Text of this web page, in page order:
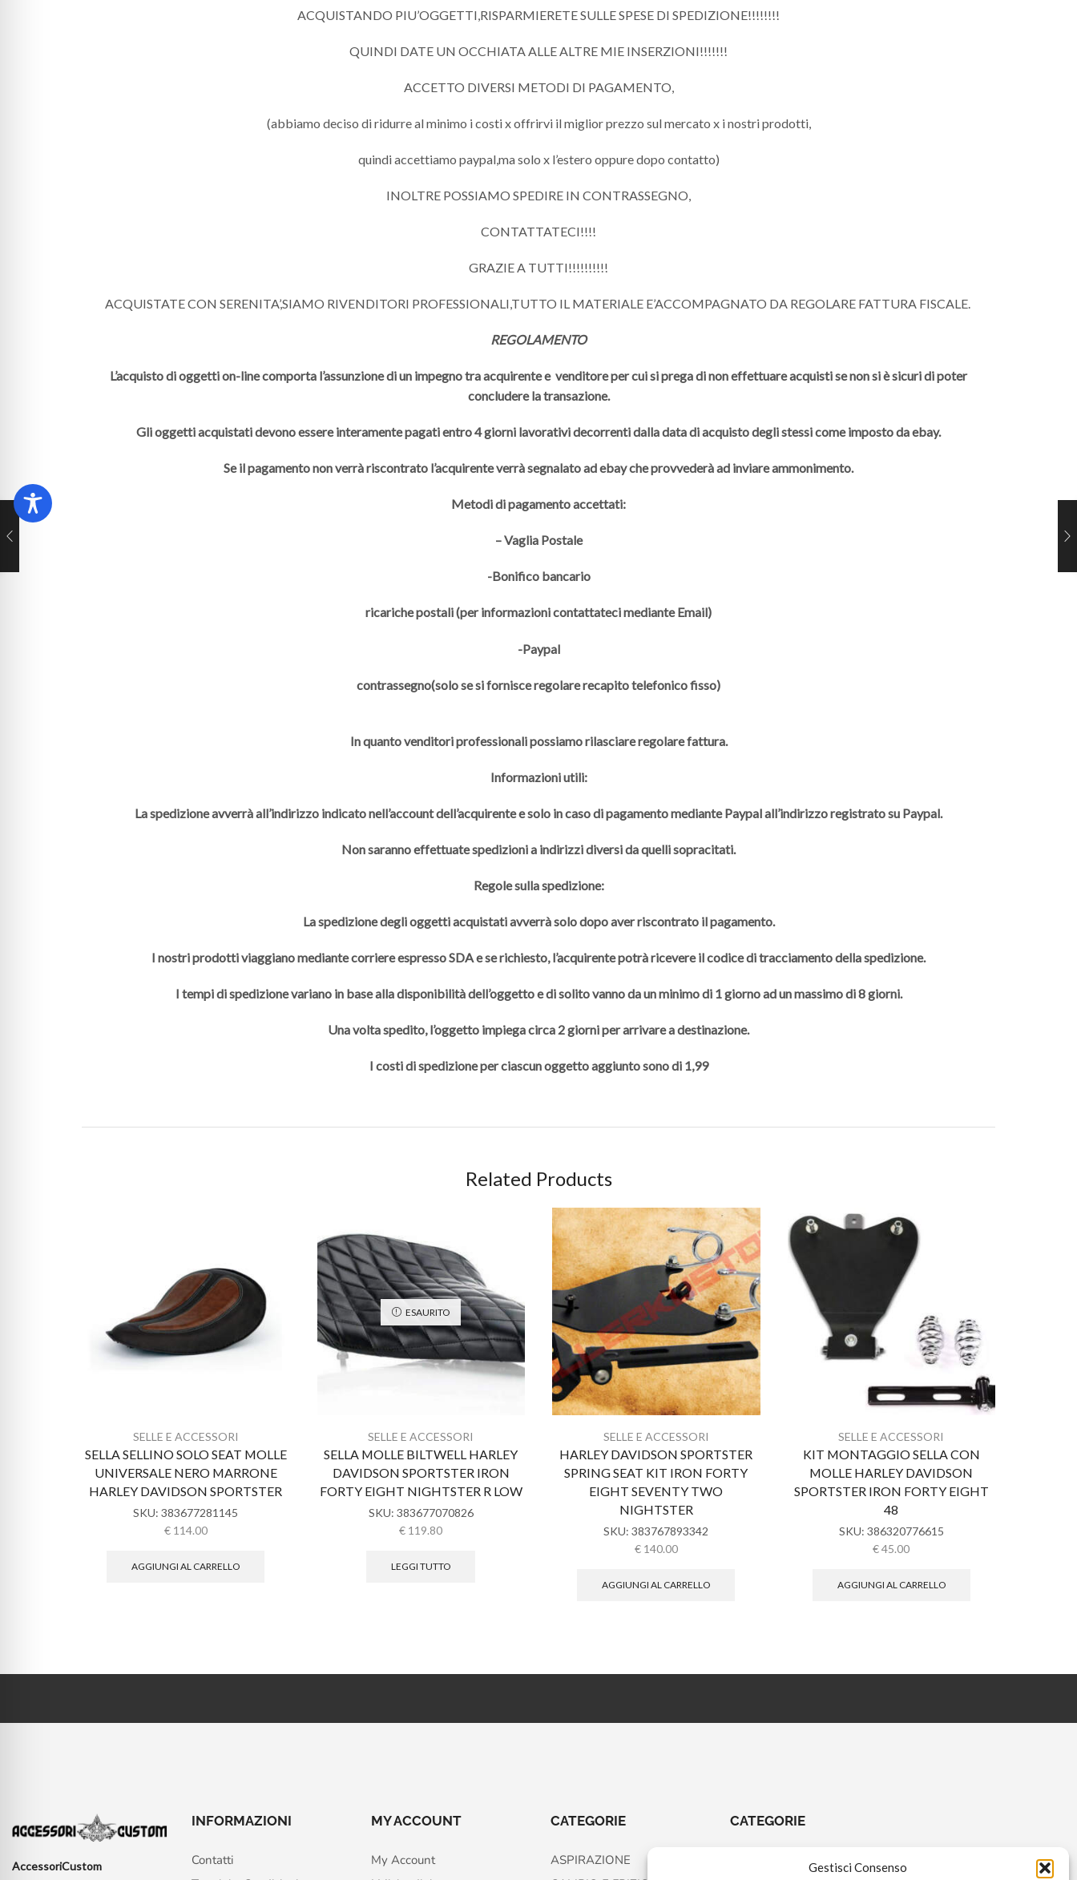
Gestisci Consenso
ACQUISTANDO PIU’OGGETTI,RISPARMIERETE SULLE SPESE DI SPEDIZIONE!!!!!!!!
QUINDI DATE UN OCCHIATA ALLE ALTRE MIE INSERZIONI!!!!!!!
ACCETTO DIVERSI METODI DI PAGAMENTO,
(abbiamo deciso di ridurre al minimo i costi x offrirvi il miglior prezzo sul mercato x i nostri prodotti,
quindi accettiamo paypal,ma solo x l’estero oppure dopo contatto)
INOLTRE POSSIAMO SPEDIRE IN CONTRASSEGNO,
CONTATTATECI!!!!
GRAZIE A TUTTI!!!!!!!!!!
ACQUISTATE CON SERENITA’,SIAMO RIVENDITORI PROFESSIONALI,TUTTO IL MATERIALE E’ACCOMPAGNATO DA REGOLARE FATTURA FISCALE.
REGOLAMENTO
L’acquisto di oggetti on-line comporta l’assunzione di un impegno tra acquirente e venditore per cui si prega di non effettuare acquisti se non si è sicuri di poter
concludere la transazione.
Gli oggetti acquistati devono essere interamente pagati entro 4 giorni lavorativi decorrenti dalla data di acquisto degli stessi come imposto da ebay.
Se il pagamento non verrà riscontrato l’acquirente verrà segnalato ad ebay che provvederà ad inviare ammonimento.
Metodi di pagamento accettati:
– Vaglia Postale
-Bonifico bancario
ricariche postali (per informazioni contattateci mediante Email)
-Paypal
contrassegno(solo se si fornisce regolare recapito telefonico fisso)
In quanto venditori professionali possiamo rilasciare regolare fattura.
Informazioni utili:
La spedizione avverrà all’indirizzo indicato nell’account dell’acquirente e solo in caso di pagamento mediante Paypal all’indirizzo registrato su Paypal.
Non saranno effettuate spedizioni a indirizzi diversi da quelli sopracitati.
Regole sulla spedizione:
La spedizione degli oggetti acquistati avverrà solo dopo aver riscontrato il pagamento.
I nostri prodotti viaggiano mediante corriere espresso SDA e se richiesto, l’acquirente potrà ricevere il codice di tracciamento della spedizione.
I tempi di spedizione variano in base alla disponibilità dell’oggetto e di solito vanno da un minimo di 1 giorno ad un massimo di 8 giorni.
Una volta spedito, l’oggetto impiega circa 2 giorni per arrivare a destinazione.
I costi di spedizione per ciascun oggetto aggiunto sono di 1,99
Related Products
SELLE E ACCESSORI
SELLA SELLINO SOLO SEAT MOLLE
UNIVERSALE NERO MARRONE
HARLEY DAVIDSON SPORTSTER
SKU:383677281145
€114.00
AGGIUNGI AL CARRELLO
ESAURITO
SELLE E ACCESSORI
SELLA MOLLE BILTWELL HARLEY
DAVIDSON SPORTSTER IRON
FORTY EIGHT NIGHTSTER R LOW
SKU: 383677070826
€ 119.80
LEGGI TUTTO
SELLE E ACCESSORI
HARLEY DAVIDSON SPORTSTER
SPRING SEAT KIT IRON FORTY
EIGHT SEVENTY TWO
NIGHTSTER
SKU:383767893342
€140.00
AGGIUNGI AL CARRELLO
SELLE E ACCESSORI
KIT MONTAGGIO SELLA CON
MOLLE HARLEY DAVIDSON
SPORTSTER IRON FORTY EIGHT
48
SKU: 386320776615
€45.00
AGGIUNGI AL CARRELLO
AccessoriCustom
INFORMAZIONI
Contatti
MY ACCOUNT
My Account
CATEGORIE
ASPIRAZIONE
CATEGORIE
CHIAVI E ATTREZZI